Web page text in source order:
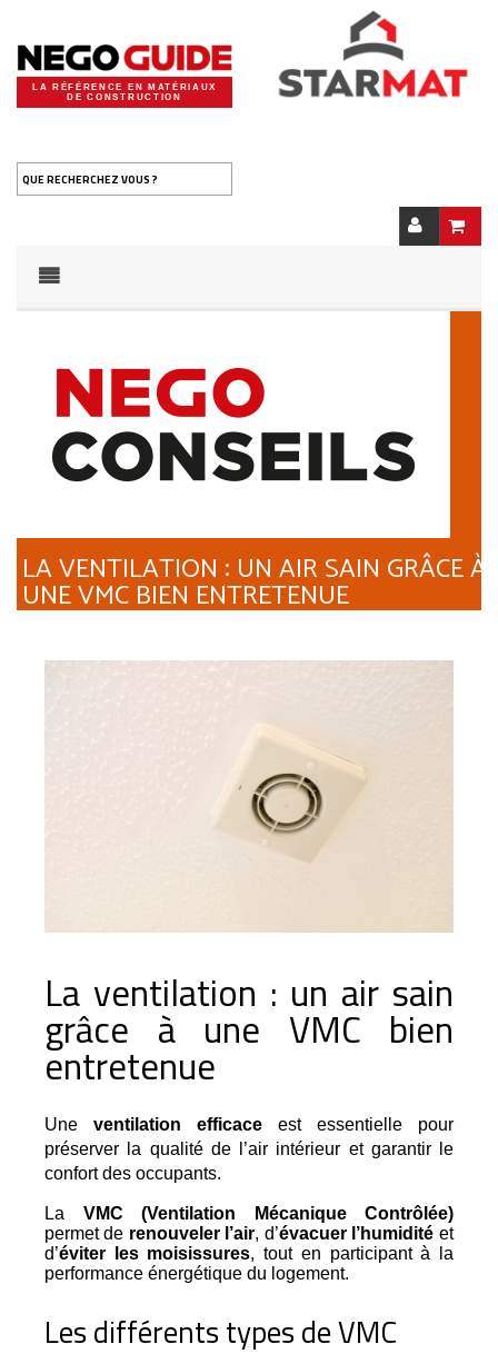
LA RÉFÉRENCE EN MATÉRIAUX
DE CONSTRUCTION
QUE RECHERCHEZ VOUS ?
LA VENTILATION : UN AIR SAIN GRÂCE À
UNE VMC BIEN ENTRETENUE
La ventilation : un air sain
grâce à une VMC bien
entretenue
Une ventilation efficace est essentielle pour
préserver la qualité de l’air intérieur et garantir le
confort des occupants.
La VMC (Ventilation Mécanique Contrôlée)
permet de renouveler l’air, d’évacuer l’humidité et
d’éviter les moisissures, tout en participant à la
performance énergétique du logement.
Les différents types de VMC